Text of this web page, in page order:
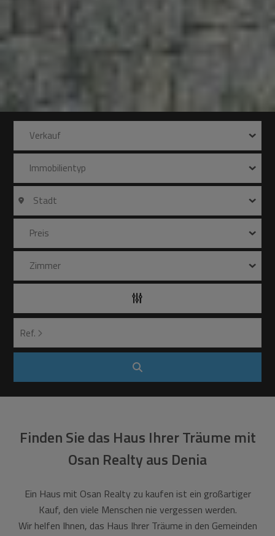
Verkauf
Immobilientyp
Stadt
Preis
Zimmer
Ref.
Finden Sie das Haus Ihrer Träume mit
Osan Realty aus Denia
Ein Haus mit Osan Realty zu kaufen ist ein großartiger
Kauf, den viele Menschen nie vergessen werden.
Wir helfen Ihnen, das Haus Ihrer Träume in den Gemeinden